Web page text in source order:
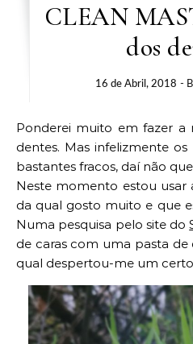
CLEAN
dos
16 de Abril, 2018 -
Ponderei muito em fazer a
dentes. Mas infelizmente
bastantes fracos, daí não
Neste momento estou usar
da qual gosto muito e que
Numa pesquisa pelo site do
de caras com uma pasta de
qual despertou-me um certo